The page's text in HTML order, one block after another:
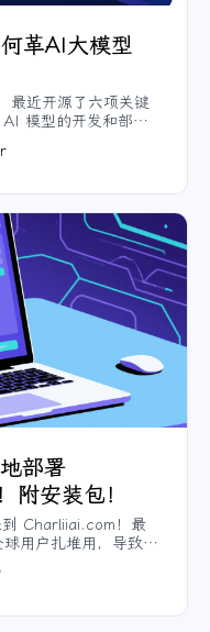
革AI大模型
最近开源了六项关键
模型的开发和部署
，每一项都解决了
域的影响。
部署
附安装包！
Charliiai.com！最
用户扎堆用，导致服
地部署，离线也能
紧动手试试吧！